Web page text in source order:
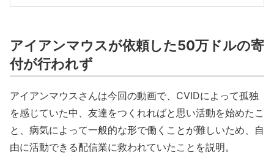
アイアンマウスが依頼した50万ドルの寄
付が行われず
アイアンマウスさんは今回の動画で、CVIDによって孤独
を感じていた中、友達をつくれればと思い活動を始めたこ
と、病気によって一般的な形で働くことが難しいため、自
由に活動できる配信業に救われていたことを説明。